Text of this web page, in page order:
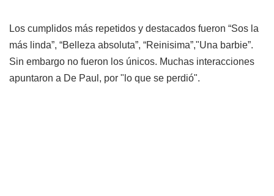
Los cumplidos más repetidos y destacados fueron “Sos la
más linda”, “Belleza absoluta”, “Reinisima”,"Una barbie”.
Sin embargo no fueron los únicos. Muchas interacciones
apuntaron a De Paul, por "lo que se perdió".